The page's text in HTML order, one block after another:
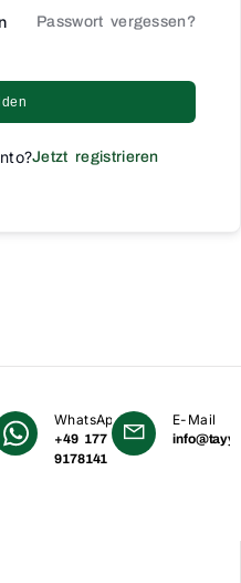
Passwort vergessen?
Jetzt registrieren
WhatsApp
+49 177
9178141
E-Mail